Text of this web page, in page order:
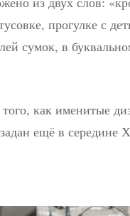
прогулке с
сумок, в
как именитые
ещё в середине